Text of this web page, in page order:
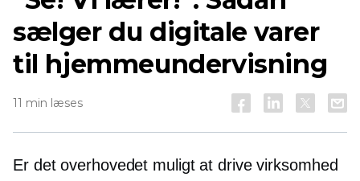
sælger du digitale varer
til hjemmeundervisning
11 min læses
Er det overhovedet muligt at drive virksomhed